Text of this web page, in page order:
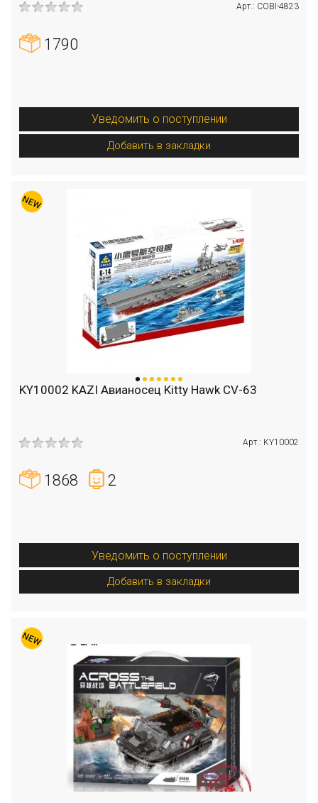
Арт.: COBI-4823
1790
Уведомить о поступлении
Добавить в закладки
KY10002 KAZI Авианосец Kitty Hawk CV-63
Арт.: KY10002
1868 2
Уведомить о поступлении
Добавить в закладки